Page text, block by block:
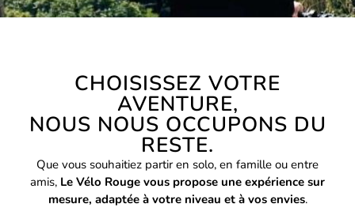
CHOISISSEZ VOTRE
AVENTURE,
NOUS NOUS OCCUPONS DU
RESTE.
Que vous souhaitiez partir en solo, en famille ou entre
amis, Le Vélo Rouge vous propose une expérience sur
mesure, adaptée à votre niveau et à vos envies.